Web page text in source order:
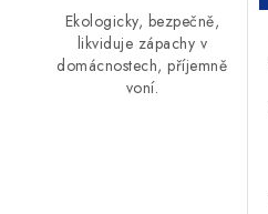
Ekologicky, bezpečně,
likviduje zápachy v
domácnostech, příjemně
voní.